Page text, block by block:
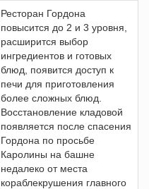
Ресторан Гордона
повысится до 2 и 3 уровня,
расширится выбор
ингредиентов и готовых
блюд, появится доступ к
печи для приготовления
более сложных блюд.
Восстановление кладовой
появляется после спасения
Гордона по просьбе
Каролины на башне
недалеко от места
кораблекрушения главного